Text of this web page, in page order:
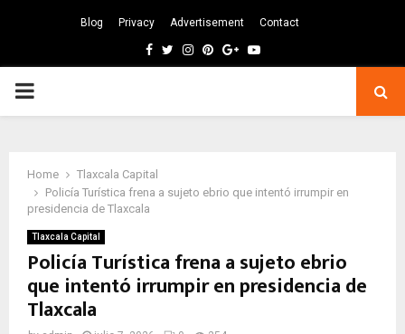
Blog Privacy Advertisement Contact
Facebook
TwitterInstagram
Pinterest
GoogleYoutube
PRIMARY
Home
Tlaxcala Capital
Policía Turística frena a sujeto ebrio que intentó irrumpir en
presidencia de Tlaxcala
Tlaxcala Capital
Policía Turística frena a sujeto ebrio
que intentó irrumpir en presidencia de
Tlaxcala